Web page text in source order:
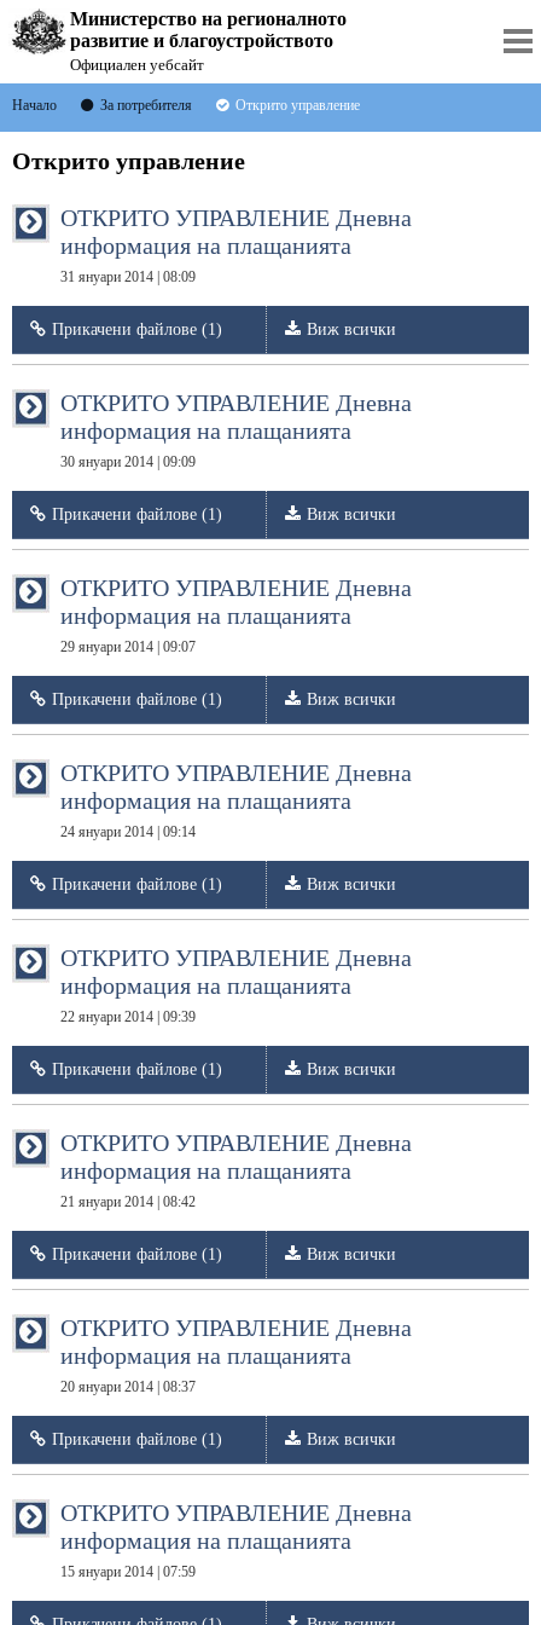
Министерство на регионалното
развитие и благоустройството
Официален уебсайт
Начало За потребителя Открито управление
Открито управление
ОТКРИТО УПРАВЛЕНИЕ Дневна
информация на плащанията
31 януари 2014 | 08:09
Прикачени файлове (1) Виж всички
ОТКРИТО УПРАВЛЕНИЕ Дневна
информация на плащанията
30 януари 2014 | 09:09
Прикачени файлове (1) Виж всички
ОТКРИТО УПРАВЛЕНИЕ Дневна
информация на плащанията
29 януари 2014 | 09:07
Прикачени файлове (1) Виж всички
ОТКРИТО УПРАВЛЕНИЕ Дневна
информация на плащанията
24 януари 2014 | 09:14
Прикачени файлове (1) Виж всички
ОТКРИТО УПРАВЛЕНИЕ Дневна
информация на плащанията
22 януари 2014 | 09:39
Прикачени файлове (1) Виж всички
ОТКРИТО УПРАВЛЕНИЕ Дневна
информация на плащанията
21 януари 2014 | 08:42
Прикачени файлове (1) Виж всички
ОТКРИТО УПРАВЛЕНИЕ Дневна
информация на плащанията
20 януари 2014 | 08:37
Прикачени файлове (1) Виж всички
ОТКРИТО УПРАВЛЕНИЕ Дневна
информация на плащанията
15 януари 2014 | 07:59